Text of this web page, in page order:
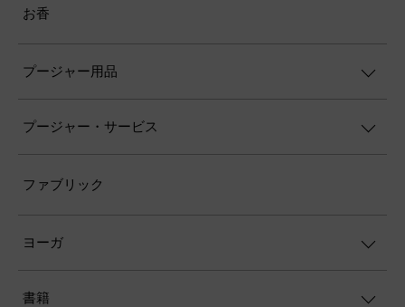
お香
プージャー用品
プージャー・サービス
ファブリック
ヨーガ
書籍